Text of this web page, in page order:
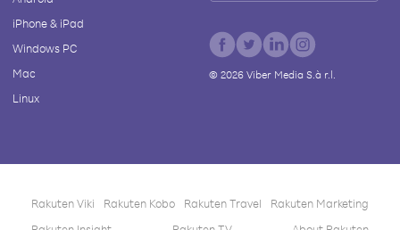
iPhone & iPad
Windows PC
Mac
Linux
© 2026Viber Media S.à r.l.
Rakuten Viki Rakuten Kobo Rakuten Travel
Rakuten Marketing